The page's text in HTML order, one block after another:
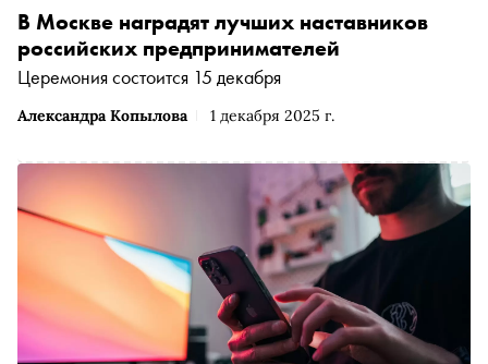
Александра Копылова 1 декабря 2025 г.
В Москве наградят лучших наставников
российских предпринимателей
Церемония состоится 15 декабря